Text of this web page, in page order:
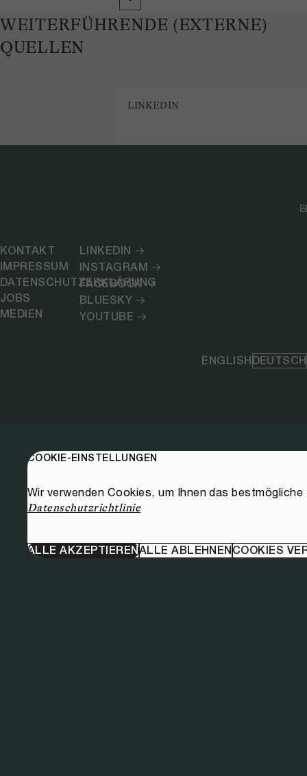
WEITERFÜHRENDE (EXTERNE)
QUELLEN
LINKEDIN
KONTAKT
IMPRESSUM
DATENSCHUTZERKLÄRUNG
JOBS
MEDIEN
LINKEDIN
INSTAGRAM
FACEBOOK
BLUESKY
YOUTUBE
ENGLISHDEUTSCH
COOKIE-EINSTELLUNGEN
Wir verwenden Cookies, um Ihnen das
Datenschutzrichtlinie
ALLE AKZEPTIERENALLE ABLEHNENCOOKIES